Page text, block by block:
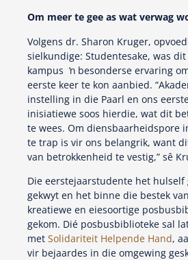
Om meer te gee as wat verwag
Volgens dr. Sharon Kruger,
sielkundige: Studentesake, was
kampus ŉ besonderse ervaring
eerste keer te kon aanbied.
instelling in die Paarl en ons
inisiatiewe soos hierdie, wat dit
te wees. Om diensbaarheidspore
te trap is vir ons belangrik, want
van betrokkenheid te vestig,” sê
Die eerstejaarstudente het hulself
gekwyt en het binne die bestek
kreatiewe en eiesoortige
gekom. Dié posbusbiblioteke sal
met Solidariteit Helpende Hand,
vir bejaardes in die omgewing